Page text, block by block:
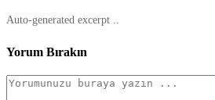
Auto-generated excerpt ..
Yorum Bırakın